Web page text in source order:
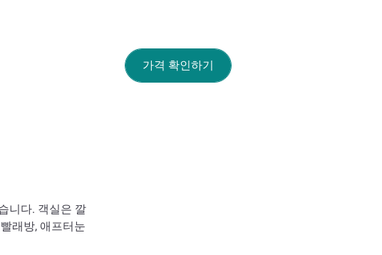
가격 확인하기
니다. 객실은 깔
래방, 애프터눈